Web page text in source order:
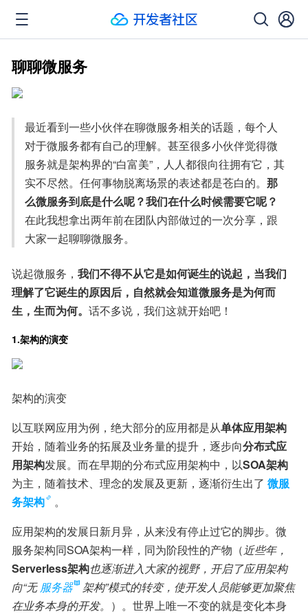
聊聊微服务
​最近看到一些小伙伴在聊微服务相关的话题，每个人
对于微服务都有自己的理解。甚至很多小伙伴觉得微
服务就是架构界的“白富美”，人人都很向往拥有它，其
实不尽然。任何事物脱离场景的表述都是苍白的。 那
么微服务到底是什么呢？我们在什么时候需要它呢？
在此我想拿出两年前在团队内部做过的一次分享，跟
大家一起聊聊微服务。
说起微服务， 我们不得不从它是如何诞生的说起，当我们
理解了它诞生的原因后，自然就会知道微服务是为何而
生，生而为何。 话不多说，我们这就开始吧！
1.架构的演变
架构的演变
以互联网应用为例，绝大部分的应用都是从单体应用架构
开始，随着业务的拓展及业务量的提升，逐步向分布式应
用架构发展。而在早期的分布式应用架构中，以SOA架构
为主，随着技术、理念的发展及更新，逐渐衍生出了 微服
务架构
。
应用架构的发展日新月异，从来没有停止过它的脚步。微
服务架构同SOA架构一样，同为阶段性的产物（近些年，
Serverless架构也逐渐进入大家的视野，开启了应用架构
向“无 服务器
架构”模式的转变，使开发人员能够更加聚焦
在业务本身的开发。 ）。世界上唯一不变的就是变化本身